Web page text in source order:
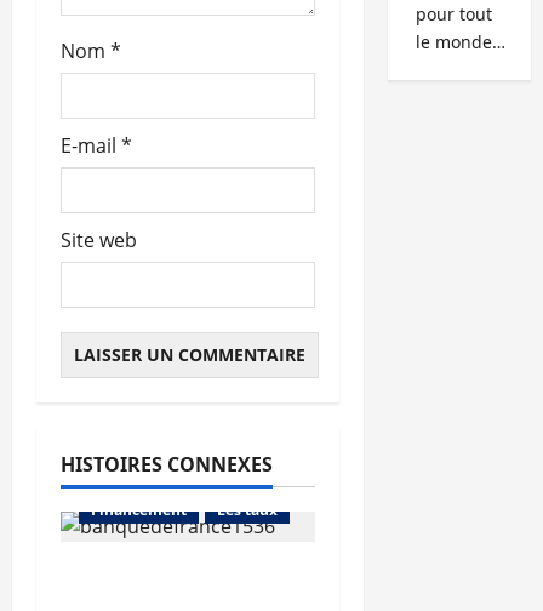
c
l
e
Nom *
E-mail *
Site web
HISTOIRES CONNEXES
Abonnés
Financement
Les taux
pour tout
le monde…